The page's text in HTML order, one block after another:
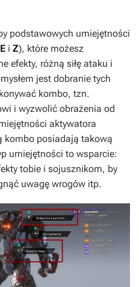
podstawowych umiejętności
E i Z), które możesz
efekty, różną siłę ataku i
jest dobranie tych
kombo, tzn.
i wyzwolić obrażenia od
aktywatora
kombo posiadają takową
umiejętności to wsparcie:
tobie i sojusznikom, by
uwagę wrogów itp.